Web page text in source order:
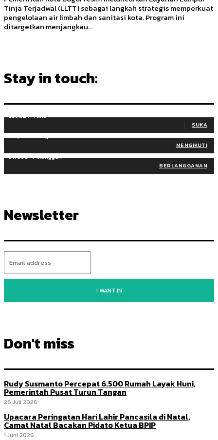
Tinja Terjadwal (LLTT) sebagai langkah strategis memperkuat
pengelolaan air limbah dan sanitasi kota. Program ini
ditargetkan menjangkau...
Stay in touch:
255,324 Fans
SUKA
128,657 Pengikut
MENGIKUTI
97,058 Pelanggan
BERLANGGANAN
Newsletter
I WANT IN
Don't miss
Rudy Susmanto Percepat 6.500 Rumah Layak Huni,
Pemerintah Pusat Turun Tangan
26 Juli 2026
Upacara Peringatan Hari Lahir Pancasila di Natal,
Camat Natal Bacakan Pidato Ketua BPIP
1 Juni 2026